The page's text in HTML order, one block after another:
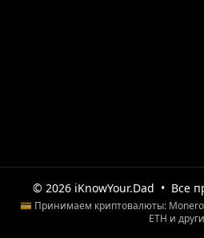
© 2026 iKnowYour.Dad • Все
💳 Принимаем криптовалюты: Monero
ETH и